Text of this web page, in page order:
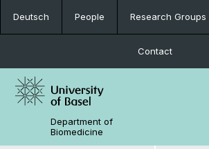
Deutsch People Research Groups
Contact
Department of
Biomedicine